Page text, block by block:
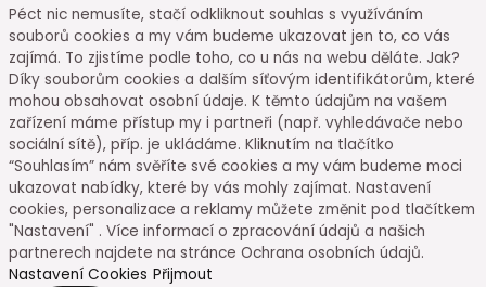
Péct nic nemusíte, stačí odkliknout souhlas s využíváním
souborů cookies a my vám budeme ukazovat jen to, co vás
zajímá. To zjistíme podle toho, co u nás na webu děláte. Jak?
Díky souborům cookies a dalším síťovým identifikátorům, které
mohou obsahovat osobní údaje. K těmto údajům na vašem
zařízení máme přístup my i partneři (např. vyhledávače nebo
sociální sítě), příp. je ukládáme. Kliknutím na tlačítko
“Souhlasím” nám svěříte své cookies a my vám budeme moci
ukazovat nabídky, které by vás mohly zajímat. Nastavení
cookies, personalizace a reklamy můžete změnit pod tlačítkem
"Nastavení" . Více informací o zpracování údajů a našich
partnerech najdete na stránce Ochrana osobních údajů.
Nastavení Cookies Přijmout